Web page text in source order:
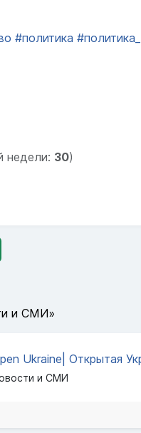
#политика
недели: 30)
и СМИ»
Ukraine| Открытая
и СМИ